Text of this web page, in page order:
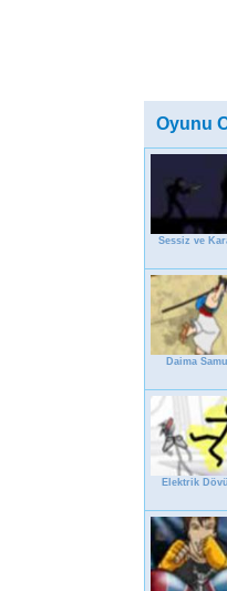
Oyunu
Sessiz ve
Daima
Elektrik